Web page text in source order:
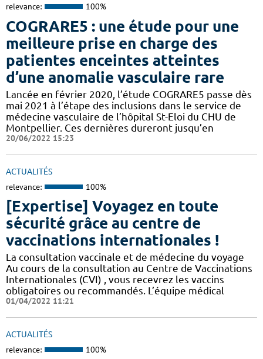
relevance: 100%
COGRARE5 : une étude pour une
meilleure prise en charge des
patientes enceintes atteintes
d’une anomalie vasculaire rare
Lancée en février 2020, l’étude COGRARE5 passe dès
mai 2021 à l’étape des inclusions dans le service de
médecine vasculaire de l’hôpital St-Eloi du CHU de
Montpellier. Ces dernières dureront jusqu’en
20/06/2022 15:23
ACTUALITÉS
relevance: 100%
[Expertise] Voyagez en toute
sécurité grâce au centre de
vaccinations internationales !
La consultation vaccinale et de médecine du voyage
Au cours de la consultation au Centre de Vaccinations
Internationales (CVI) , vous recevrez les vaccins
obligatoires ou recommandés. L’équipe médical
01/04/2022 11:21
ACTUALITÉS
relevance: 100%